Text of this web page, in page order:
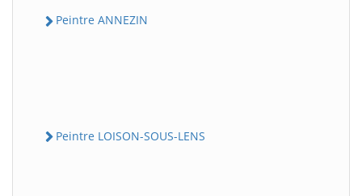
Peintre ANNEZIN
Peintre LOISON-SOUS-LENS